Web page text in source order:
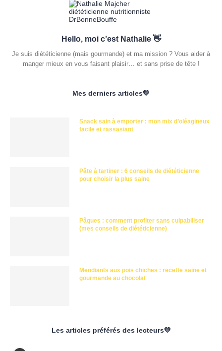
Hello, moi c’est Nathalie 👋
Je suis diététicienne (mais gourmande) et ma mission ? Vous aider à
manger mieux en vous faisant plaisir… et sans prise de tête !
Mes derniers articles💛
Snack sain à emporter : mon mix d’oléagineux
facile et rassasiant
Pâte à tartiner : 6 conseils de diététicienne
pour choisir la plus saine
Pâques : comment profiter sans culpabiliser
(mes conseils de diététicienne)
Mendiants aux pois chiches : recette saine et
gourmande au chocolat
Les articles préférés des lecteurs💛